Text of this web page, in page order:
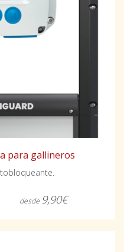
para gallineros
desde 9,90€